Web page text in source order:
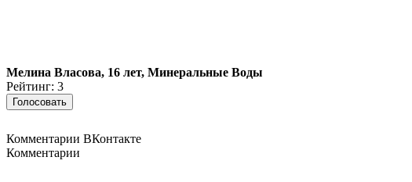
Мелина Власова, 16 лет, Минеральные Воды
Рейтинг: 3
Комментарии ВКонтакте
Комментарии